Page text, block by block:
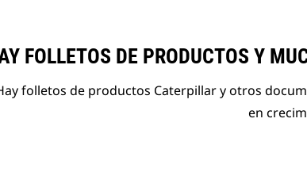
FOLLETOS DE PRODUCTOS Y
folletos de productos Caterpillar y otros
en